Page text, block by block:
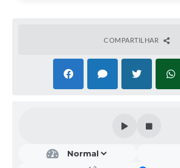
COMPARTILHAR